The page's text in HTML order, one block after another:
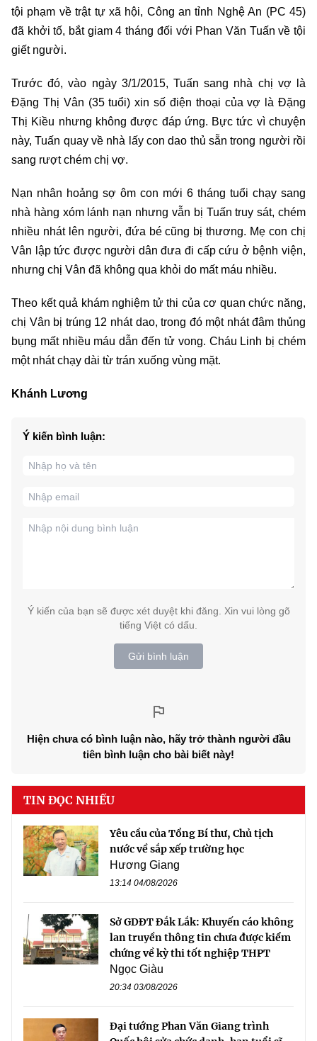
tội phạm về trật tự xã hội, Công an tỉnh Nghệ An (PC 45)
đã khởi tố, bắt giam 4 tháng đối với Phan Văn Tuấn về tội
giết người.
Trước đó, vào ngày 3/1/2015, Tuấn sang nhà chị vợ là
Đặng Thị Vân (35 tuổi) xin số điện thoại của vợ là Đặng
Thị Kiều nhưng không được đáp ứng. Bực tức vì chuyện
này, Tuấn quay về nhà lấy con dao thủ sẵn trong người rồi
sang rượt chém chị vợ.
Nạn nhân hoảng sợ ôm con mới 6 tháng tuổi chạy sang
nhà hàng xóm lánh nạn nhưng vẫn bị Tuấn truy sát, chém
nhiều nhát lên người, đứa bé cũng bị thương. Mẹ con chị
Vân lập tức được người dân đưa đi cấp cứu ở bệnh viện,
nhưng chị Vân đã không qua khỏi do mất máu nhiều.
Theo kết quả khám nghiệm tử thi của cơ quan chức năng,
chị Vân bị trúng 12 nhát dao, trong đó một nhát đâm thủng
bụng mất nhiều máu dẫn đến tử vong. Cháu Linh bị chém
một nhát chạy dài từ trán xuống vùng mặt.
Khánh Lương
Ý kiến bình luận:
Ý kiến của bạn sẽ được xét duyệt khi đăng. Xin vui lòng gõ
tiếng Việt có dấu.
Gửi bình luận
Hiện chưa có bình luận nào, hãy trở thành người đầu
tiên bình luận cho bài biết này!
TIN ĐỌC NHIỀU
Yêu cầu của Tổng Bí thư, Chủ tịch
nước về sắp xếp trường học
Hương Giang
13:14 04/08/2026
Sở GDĐT Đắk Lắk: Khuyến cáo không
lan truyền thông tin chưa được kiểm
chứng về kỳ thi tốt nghiệp THPT
Ngọc Giàu
20:34 03/08/2026
Đại tướng Phan Văn Giang trình